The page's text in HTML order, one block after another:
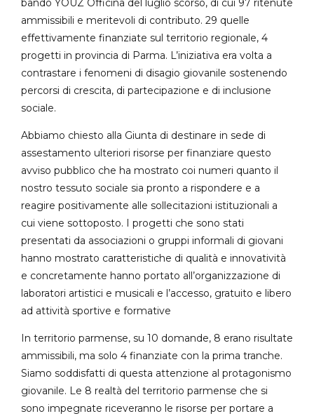
bando YOUZ Officina del luglio scorso, di cui 97 ritenute
ammissibili e meritevoli di contributo. 29 quelle
effettivamente finanziate sul territorio regionale, 4
progetti in provincia di Parma. L’iniziativa era volta a
contrastare i fenomeni di disagio giovanile sostenendo
percorsi di crescita, di partecipazione e di inclusione
sociale.
Abbiamo chiesto alla Giunta di destinare in sede di
assestamento ulteriori risorse per finanziare questo
avviso pubblico che ha mostrato coi numeri quanto il
nostro tessuto sociale sia pronto a rispondere e a
reagire positivamente alle sollecitazioni istituzionali a
cui viene sottoposto. I progetti che sono stati
presentati da associazioni o gruppi informali di giovani
hanno mostrato caratteristiche di qualità e innovatività
e concretamente hanno portato all’organizzazione di
laboratori artistici e musicali e l’accesso, gratuito e libero
ad attività sportive e formative
In territorio parmense, su 10 domande, 8 erano risultate
ammissibili, ma solo 4 finanziate con la prima tranche.
Siamo soddisfatti di questa attenzione al protagonismo
giovanile. Le 8 realtà del territorio parmense che si
sono impegnate riceveranno le risorse per portare a